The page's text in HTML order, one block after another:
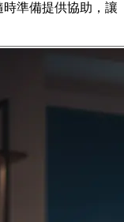
準備提供協助，讓